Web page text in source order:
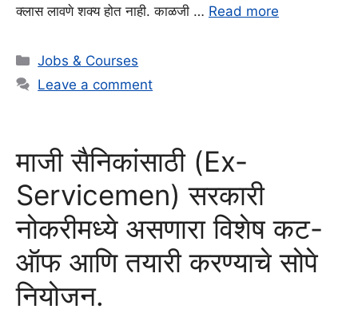
क्लास लावणे शक्य होत नाही. काळजी … Read more
Categories
Jobs & Courses
Leave a comment
माजी सैनिकांसाठी (Ex-
Servicemen) सरकारी
नोकरीमध्ये असणारा विशेष कट-
ऑफ आणि तयारी करण्याचे सोपे
नियोजन.